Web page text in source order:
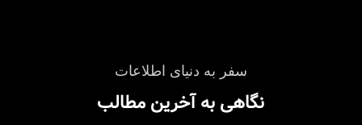
سفر به دنیای اطلاعات
نگاهی به آخرین مطالب